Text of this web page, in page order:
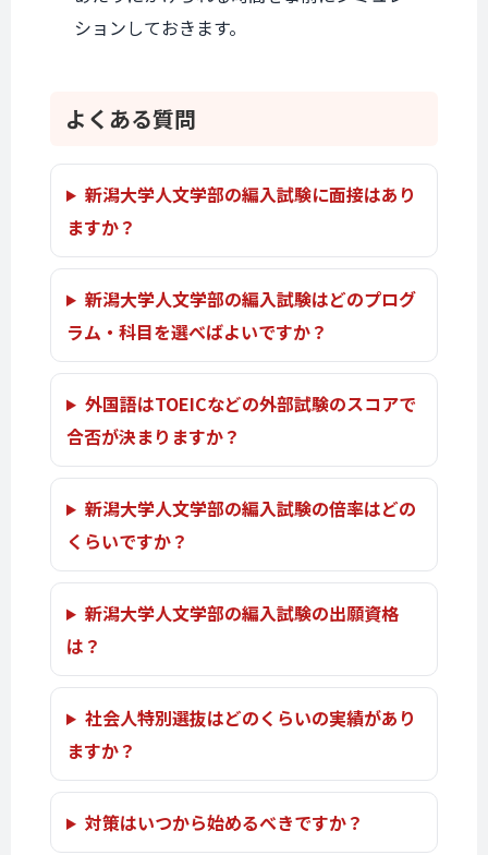
ションしておきます。
よくある質問
新潟大学人文学部の編入試験に面接はあり
ますか？
新潟大学人文学部の編入試験はどのプログ
ラム・科目を選べばよいですか？
外国語はTOEICなどの外部試験のスコアで
合否が決まりますか？
新潟大学人文学部の編入試験の倍率はどの
くらいですか？
新潟大学人文学部の編入試験の出願資格
は？
社会人特別選抜はどのくらいの実績があり
ますか？
対策はいつから始めるべきですか？